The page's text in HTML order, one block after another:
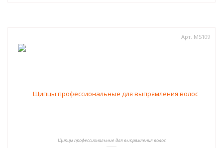
Арт. MS109
Щипцы профессиональные для выпрямления волос